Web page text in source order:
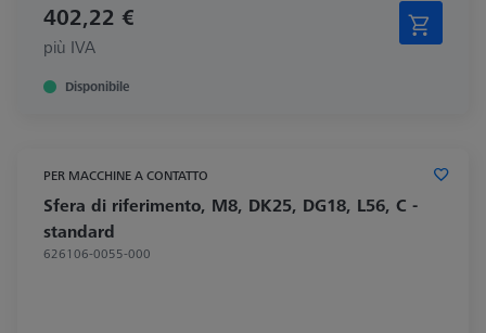
402,22 €
più IVA
Disponibile
PER MACCHINE A CONTATTO
Sfera di riferimento, M8, DK25, DG18, L56, C -
standard
626106-0055-000